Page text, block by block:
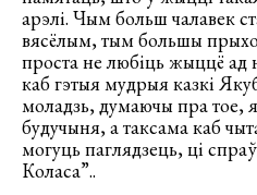
арэлі. Чым больш чалавек
вясёлым, тым большы
проста не любіць жыццё
каб гэтыя мудрыя казкі
моладзь, думаючы пра тое,
будучыня, а таксама каб
могуць паглядзець, ці
Коласа”..